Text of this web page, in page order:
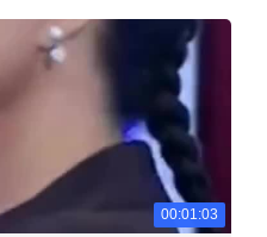
00:01:03